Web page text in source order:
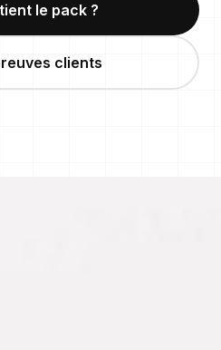
le pack ?
clients